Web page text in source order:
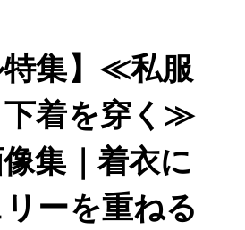
特集】≪私服
着を穿く≫
集｜着衣に
ーを重ねる